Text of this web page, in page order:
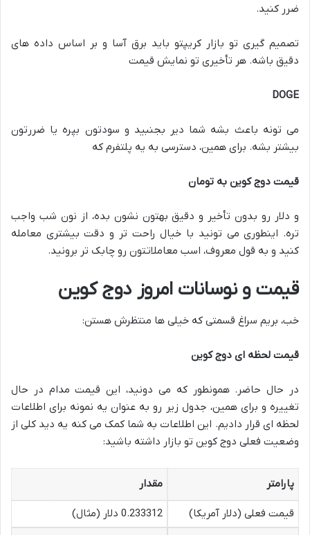
ضرر کنید.
تصمیم گیری تو بازار کریپتو باید برق آسا و بر اساس داده های
دقیق باشه. هر تأخیری تو نمایش قیمت
DOGE
می تونه باعث بشه شما دیر بجنبید و سودتون بپره یا ضررتون
بیشتر بشه. برای همین، دسترسی به یه پلتفرم که
قیمت دوج کوین به تومان
و دلار رو بدون تأخیر و دقیق بهتون نشون بده، از نون شب واجب
تره. اینطوری می تونید با خیال راحت تر و دقت بیشتری معامله
کنید و به قول معروف، اسب معاملاتتون رو چابک تر برونید.
قیمت و نوسانات امروز دوج کوین
خب، بریم سراغ قسمتی که خیلی ها منتظرش هستن:
قیمت لحظه ای دوج کوین
در حال حاضر. همونطور که می دونید، این قیمت مدام در حال
تغییره و برای همین، جدول زیر رو به عنوان یه نمونه برای اطلاعات
لحظه ای قرار دادیم. این اطلاعات به شما کمک می کنه یه دید کلی از
وضعیت فعلی دوج کوین تو بازار داشته باشید:
پارامتر مقدار
قیمت فعلی (دلار آمریکا)
0.233312 دلار (مثال)